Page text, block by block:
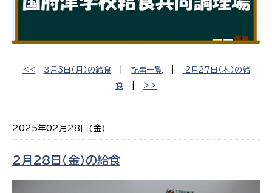
<< ３月3日（月）の給食| 記事一覧|
2月27日（木）の給
食
>>
2025年02月28日(金)
2月28日（金）の給食